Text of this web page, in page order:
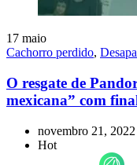
17 maio
Cachorro perdido,
O resgate de
mexicana” com
novembro 21, 2022
Hot